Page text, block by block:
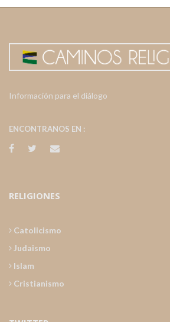
Información para el diálogo
ENCONTRANOS EN :
RELIGIONES
Catolicismo
Judaismo
Islam
Cristianismo